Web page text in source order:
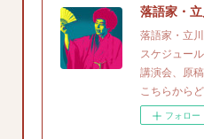
落語家・立
スケジュー
講演会、原
こちらから
フォロー